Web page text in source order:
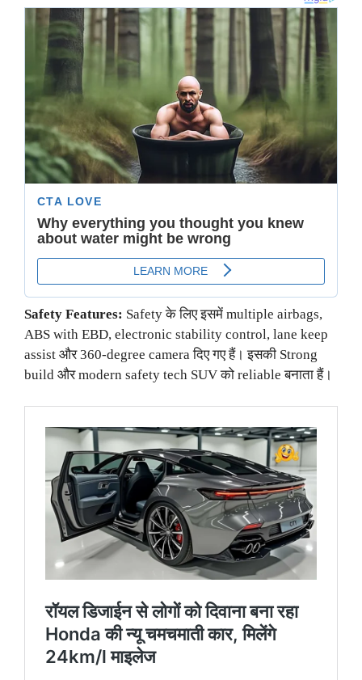
Safety Features: Safety के लिए इसमें multiple airbags,
ABS with EBD, electronic stability control, lane keep
assist और 360-degree camera दिए गए हैं। इसकी Strong
build और modern safety tech SUV को reliable बनाता हैं।